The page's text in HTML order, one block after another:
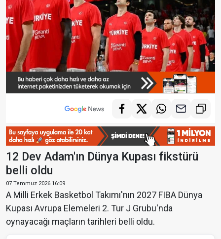
12 Dev Adam'ın Dünya Kupası fikstürü
belli oldu
07 Temmuz 2026 16:09
A Milli Erkek Basketbol Takımı'nın 2027 FIBA Dünya
Kupası Avrupa Elemeleri 2. Tur J Grubu'nda
oynayacağı maçların tarihleri belli oldu.